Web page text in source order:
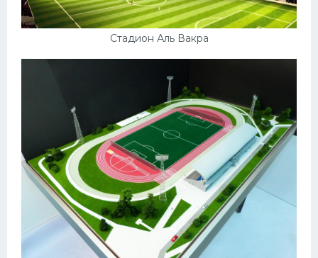
Стадион Аль Вакра